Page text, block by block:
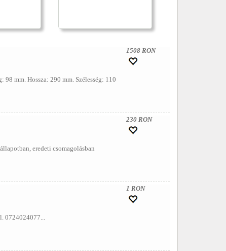
mm. Hossza: 290 mm. Szélesség: 110
1508 RON
eredeti csomagolásban
230 RON
0724024077...
1 RON